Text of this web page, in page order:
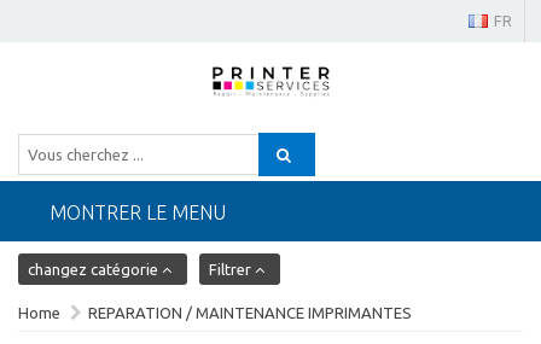
FR
MONTRER LE MENU
changez catégorie Filtrer
Home REPARATION / MAINTENANCE IMPRIMANTES